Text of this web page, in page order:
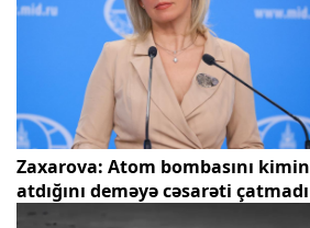
Zaxarova: Atom bombasını kimin
atdığını deməyə cəsarəti çatmadı